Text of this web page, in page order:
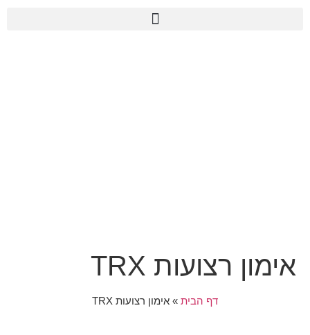
אימון רצועות TRX
דף הבית » אימון רצועות TRX